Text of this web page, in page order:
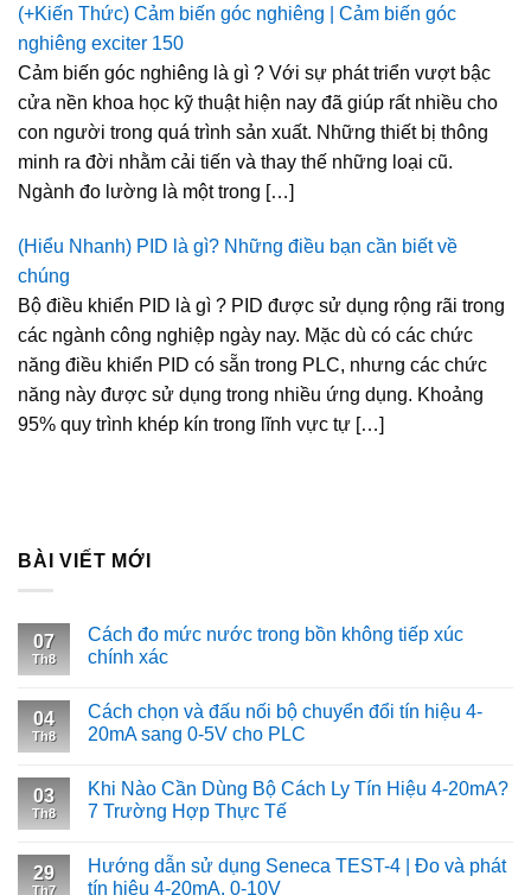
(+Kiến Thức) Cảm biến góc nghiêng | Cảm biến góc
nghiêng exciter 150
Cảm biến góc nghiêng là gì ? Với sự phát triển vượt bậc
cửa nền khoa học kỹ thuật hiện nay đã giúp rất nhiều cho
con người trong quá trình sản xuất. Những thiết bị thông
minh ra đời nhằm cải tiến và thay thế những loại cũ.
Ngành đo lường là một trong […]
(Hiểu Nhanh) PID là gì? Những điều bạn cần biết về
chúng
Bộ điều khiển PID là gì ? PID được sử dụng rộng rãi trong
các ngành công nghiệp ngày nay. Mặc dù có các chức
năng điều khiển PID có sẵn trong PLC, nhưng các chức
năng này được sử dụng trong nhiều ứng dụng. Khoảng
95% quy trình khép kín trong lĩnh vực tự […]
BÀI VIẾT MỚI
07
Th8
Cách đo mức nước trong bồn không tiếp xúc
chính xác
04
Th8
Cách chọn và đấu nối bộ chuyển đổi tín hiệu 4-
20mA sang 0-5V cho PLC
03
Th8
Khi Nào Cần Dùng Bộ Cách Ly Tín Hiệu 4-20mA?
7 Trường Hợp Thực Tế
29
Th7
Hướng dẫn sử dụng Seneca TEST-4 | Đo và phát
tín hiệu 4-20mA, 0-10V